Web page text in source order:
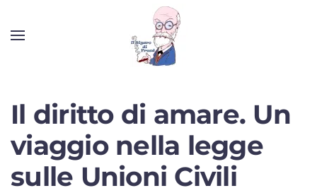
Il diritto di amare. Un
viaggio nella legge
sulle Unioni Civili